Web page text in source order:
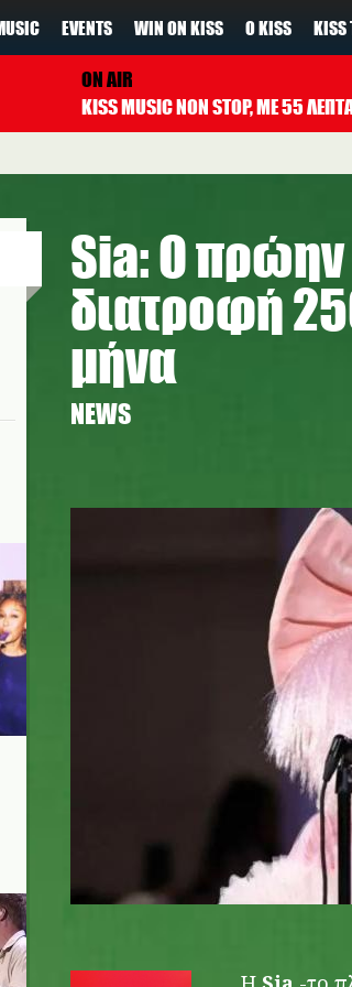
EVENTS WIN ON KISS Ο KISS KISS
ON AIR
Sia: Ο πρώην
διατροφή
μήνα
NEWS
sia.jpg